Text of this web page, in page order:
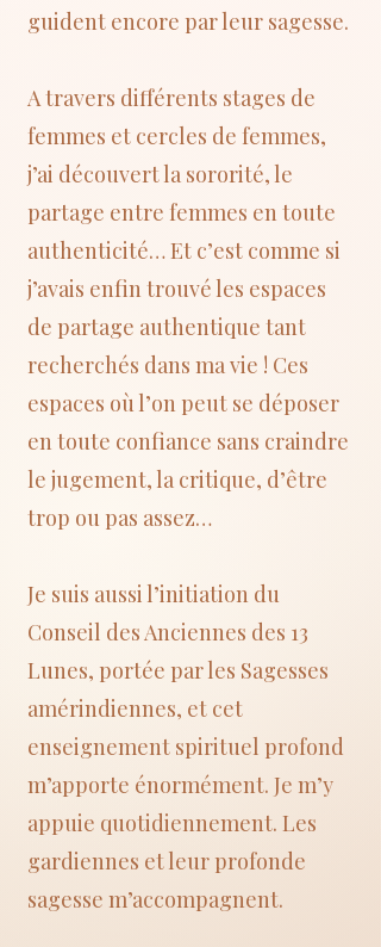
guident encore par leur sagesse.
A travers différents stages de
femmes et cercles de femmes,
j’ai découvert la sororité, le
partage entre femmes en toute
authenticité… Et c’est comme si
j’avais enfin trouvé les espaces
de partage authentique tant
recherchés dans ma vie ! Ces
espaces où l’on peut se déposer
en toute confiance sans craindre
le jugement, la critique, d’être
trop ou pas assez…
Je suis aussi l’initiation du
Conseil des Anciennes des 13
Lunes, portée par les Sagesses
amérindiennes, et cet
enseignement spirituel profond
m’apporte énormément. Je m’y
appuie quotidiennement. Les
gardiennes et leur profonde
sagesse m’accompagnent.